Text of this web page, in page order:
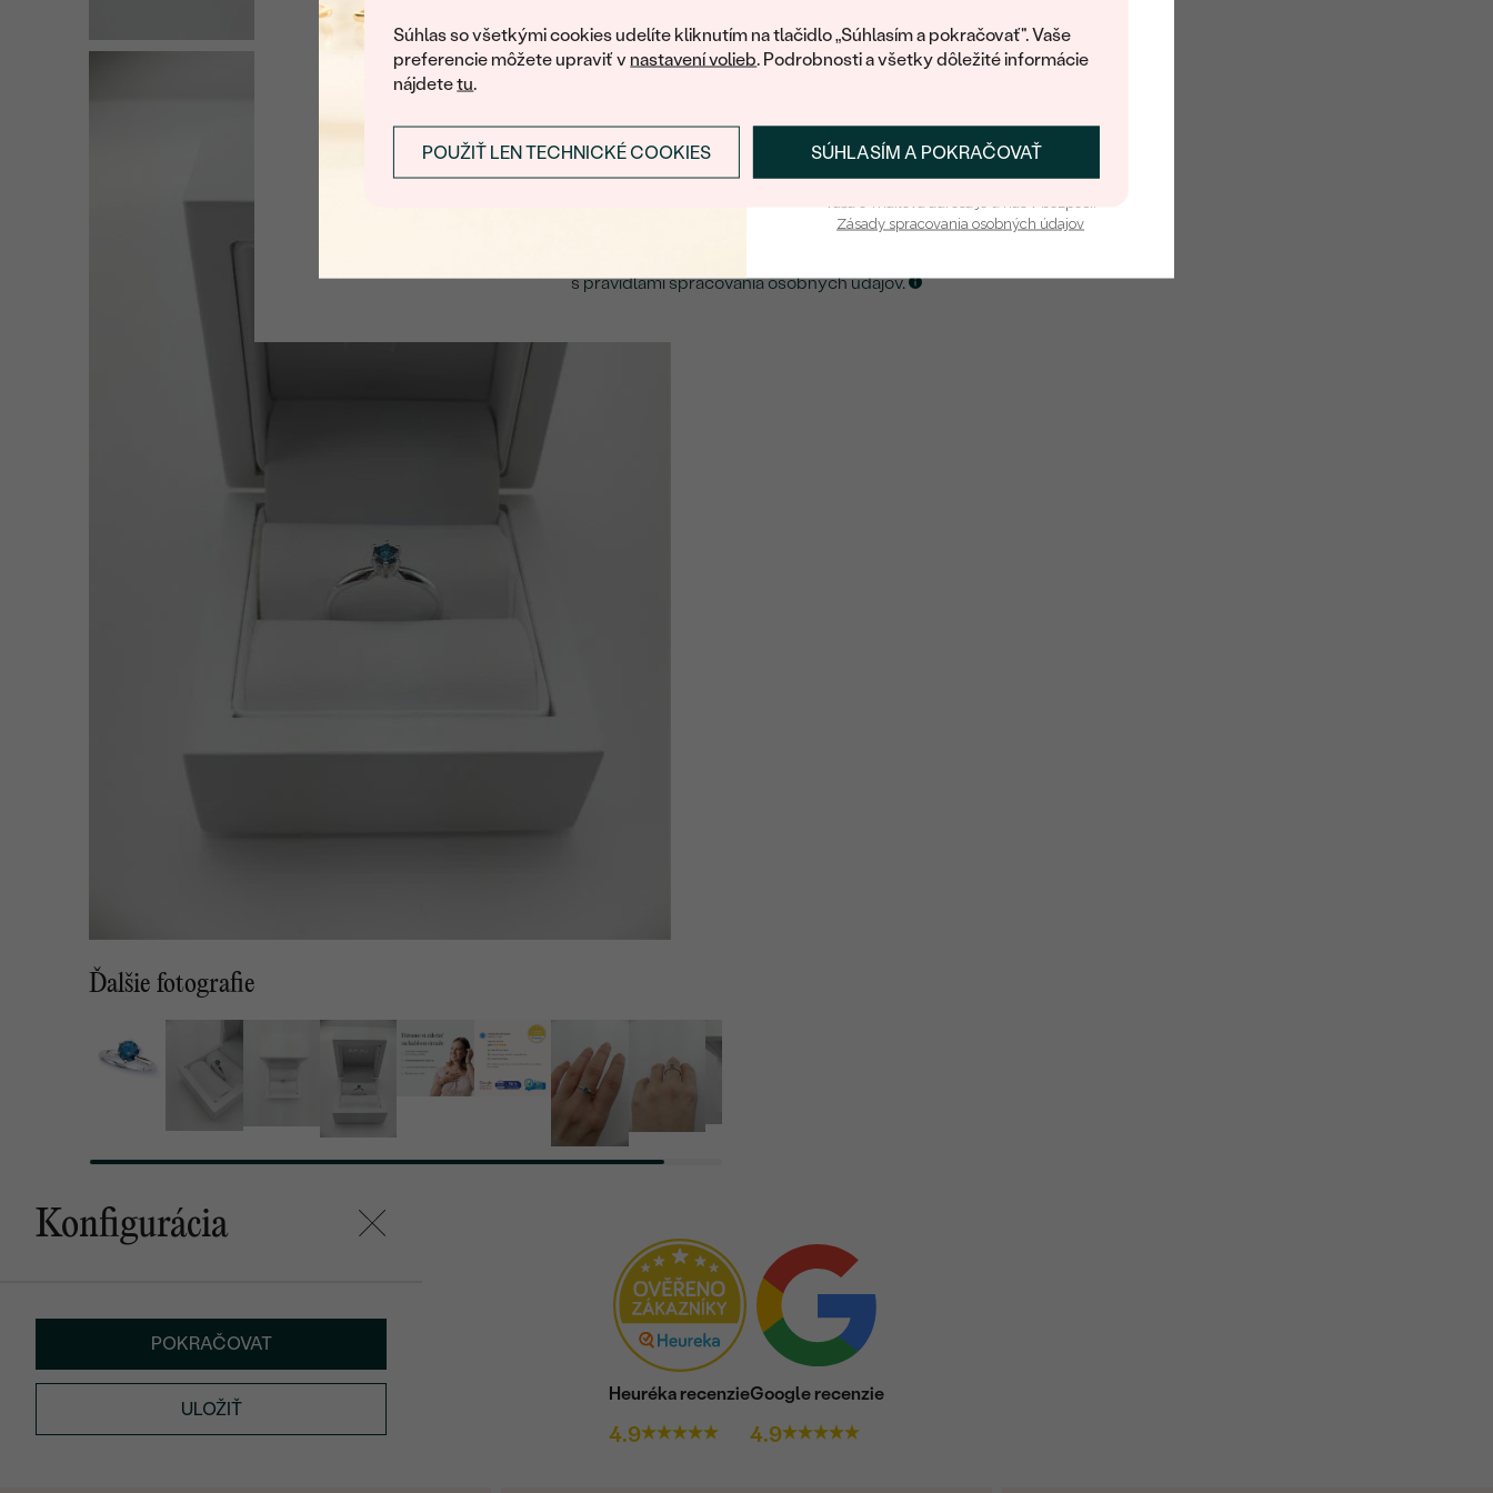
Súhlas so všetkými cookies udelíte kliknutím na tlačidlo „Súhlasím a pokračovať". Vaše
preferencie môžete upraviť v nastavení volieb. Podrobnosti a všetky dôležité informácie
nájdetetu.
SÚHLASÍM A POKRAČOVAŤ
POUŽIŤ LEN TECHNICKÉ COOKIES
Ďalšie fotografie
Konfigurácia
POKRAČOVAT
ULOŽIŤ
Heuréka recenzie
4.9
Google recenzie
4.9
U nás na vás stále čaká množstvo podobných produktov. Pokiaľ chcete byť informovaní o dostupnosti tohoto
šperku, nechajte nám svoj e-mail.
ZASLAŤ UPOZORNENIE NA TENTO
spravidlami spracovania osobných údajov.
Prihlásiť sa a získať zľavu
Zásady spracovania osobných údajov